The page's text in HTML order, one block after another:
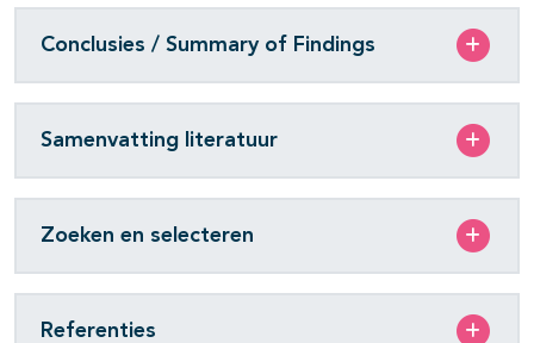
Conclusies / Summary of Findings
Samenvatting literatuur
Zoeken en selecteren
Referenties